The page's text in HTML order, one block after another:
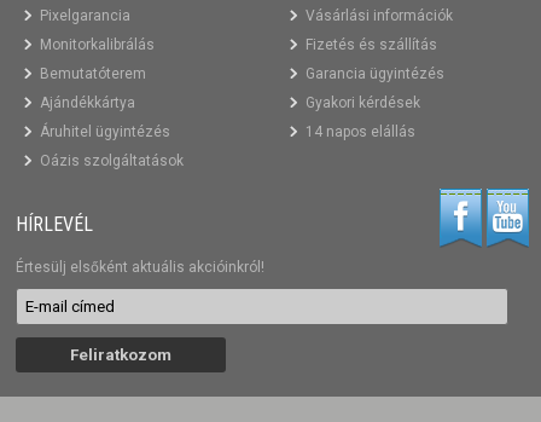
Pixelgarancia
Monitorkalibrálás
Bemutatóterem
Ajándékkártya
Áruhitel ügyintézés
Oázis szolgáltatások
Vásárlási információk
Fizetés és szállítás
Garancia ügyintézés
Gyakori kérdések
14 napos elállás
HÍRLEVÉL
Értesülj elsőként aktuális akcióinkról!